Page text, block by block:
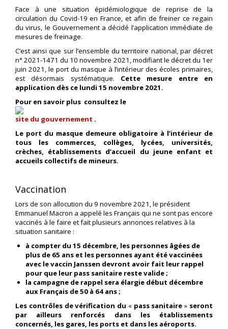
Face à une situation épidémiologique de reprise de la
circulation du Covid-19 en France, et afin de freiner ce regain
du virus, le Gouvernement a décidé l’application immédiate de
mesures de freinage.
C’est ainsi que sur l’ensemble du territoire national, par décret
n° 2021-1471 du 10 novembre 2021, modifiant le décret du 1er
juin 2021, le port du masque à l’intérieur des écoles primaires,
est désormais systématique. Cette mesure entre en
application dès ce lundi 15 novembre 2021.
Pour en savoir plus consultez le
site du gouvernement .
Le port du masque demeure obligatoire à l’intérieur de
tous les commerces, collèges, lycées, universités,
crèches, établissements d’accueil du jeune enfant et
accueils collectifs de mineurs.
Vaccination
Lors de son allocution du 9 novembre 2021, le président
Emmanuel Macron a appelé les Français qui ne sont pas encore
vaccinés à le faire et fait plusieurs annonces relatives à la
situation sanitaire :
à compter du 15 décembre, les personnes âgées de
plus de 65 ans et les personnes ayant été vaccinées
avec le vaccin Janssen devront avoir fait leur rappel
pour que leur pass sanitaire reste valide ;
la campagne de rappel sera élargie début décembre
aux Français de 50 à 64 ans ;
Les contrôles de vérification du « pass sanitaire » seront
par ailleurs renforcés dans les établissements
concernés, les gares, les ports et dans les aéroports.